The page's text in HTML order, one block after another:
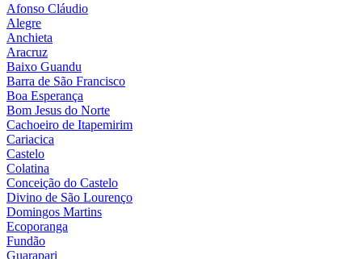
Afonso Cláudio
Alegre
Anchieta
Aracruz
Baixo Guandu
Barra de São Francisco
Boa Esperança
Bom Jesus do Norte
Cachoeiro de Itapemirim
Cariacica
Castelo
Colatina
Conceição do Castelo
Divino de São Lourenço
Domingos Martins
Ecoporanga
Fundão
Guarapari